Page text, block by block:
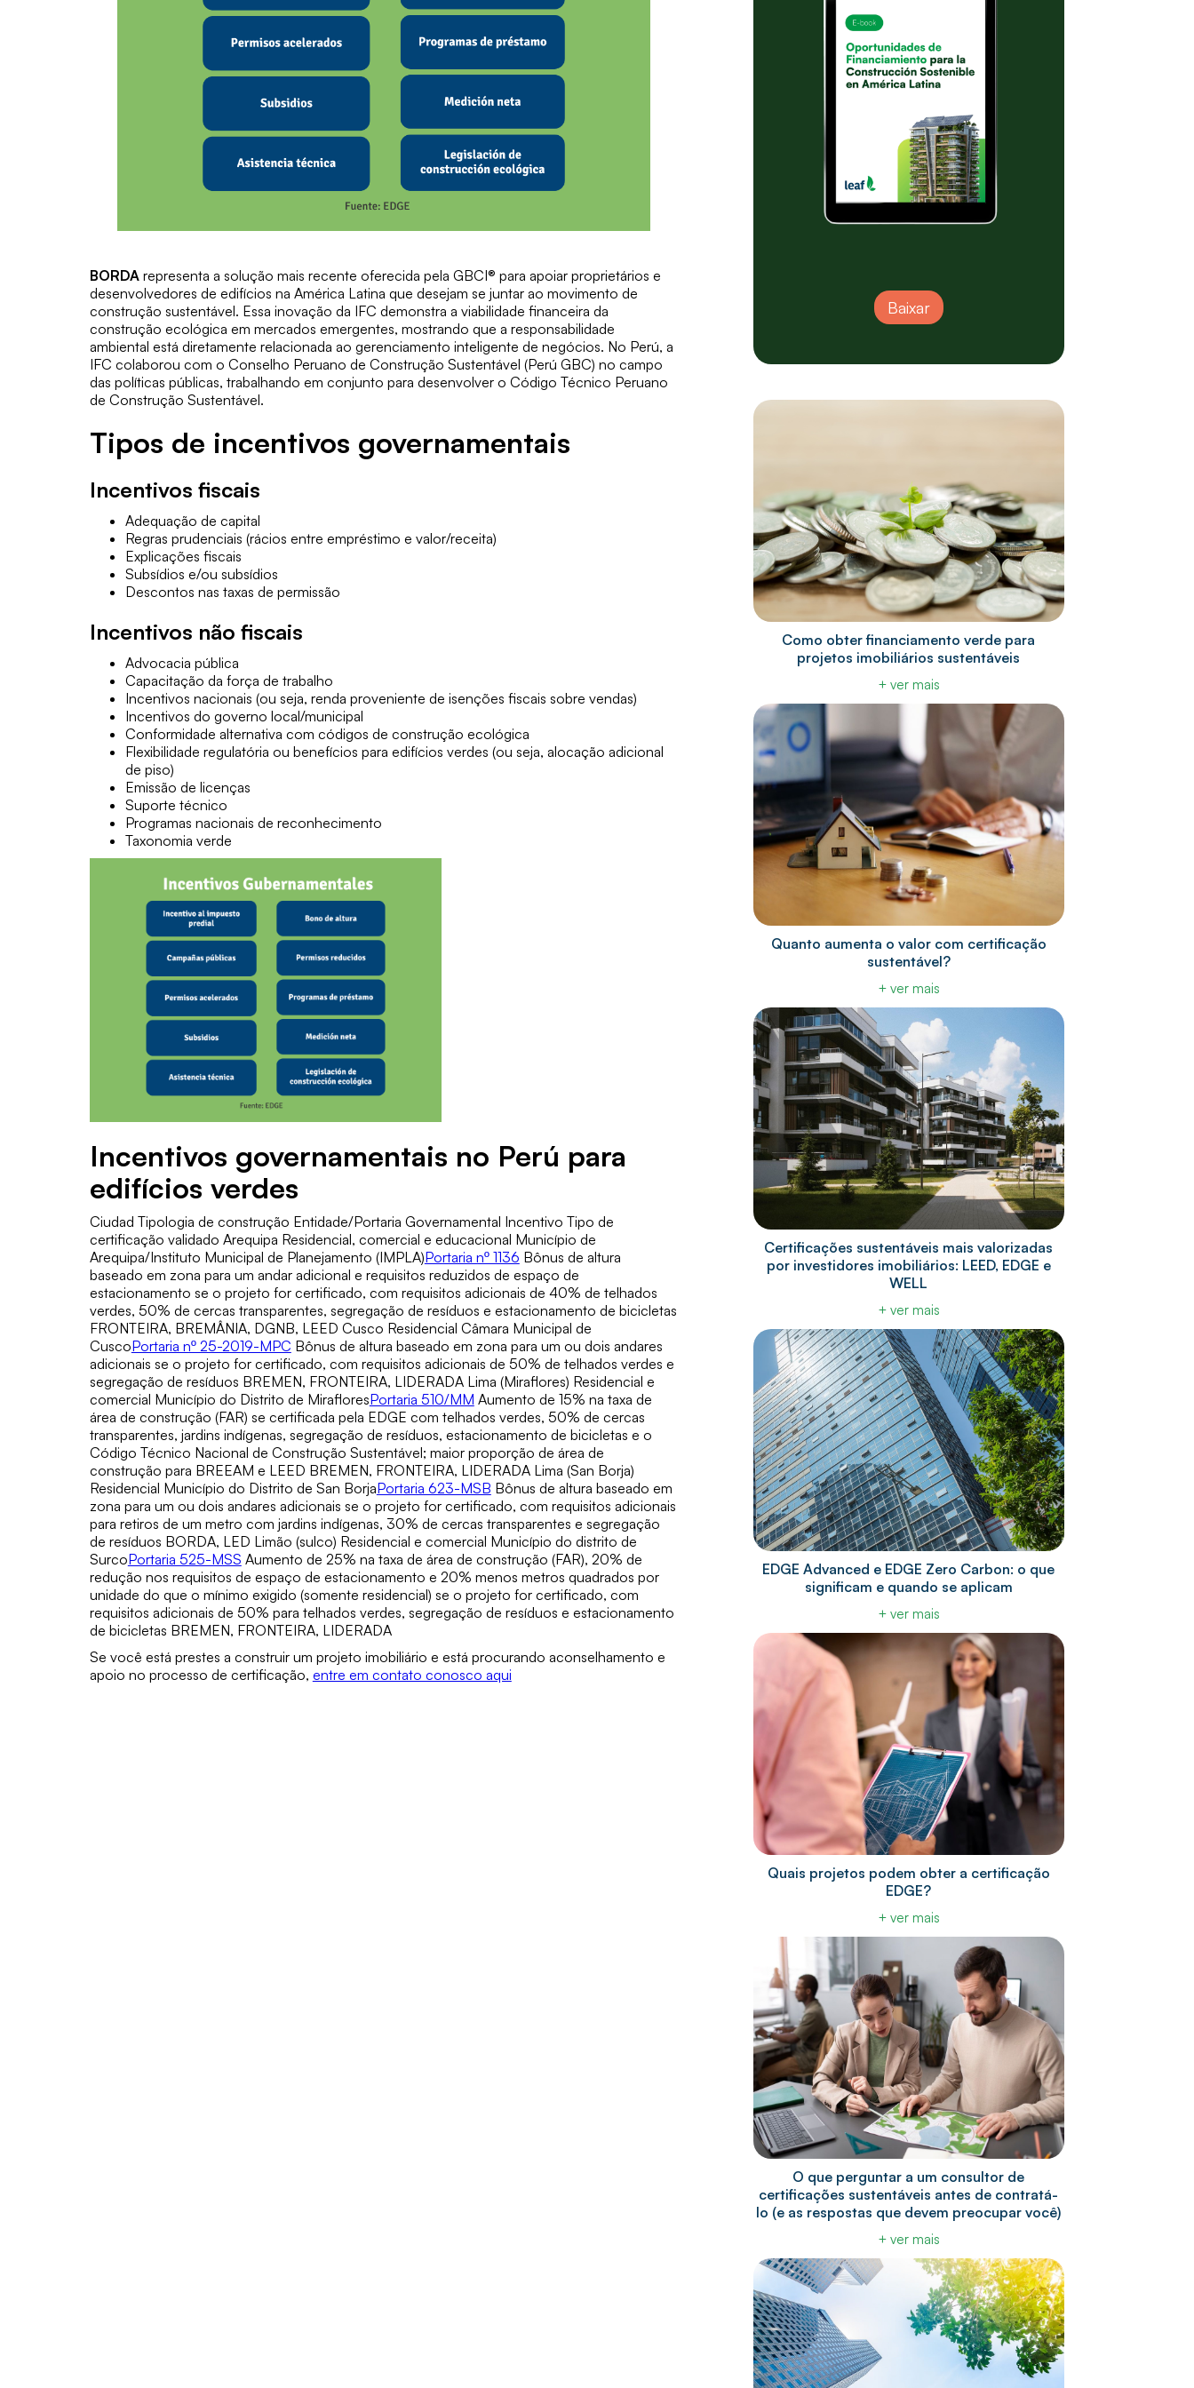
BORDArepresenta a solução mais recente oferecida pela GBCI® para apoiar proprietários e
desenvolvedores de edifícios na América Latina que desejam se juntar ao movimento de
construção sustentável. Essa inovação da IFC demonstra a viabilidade financeira da
construção ecológica em mercados emergentes, mostrando que a responsabilidade
ambiental está diretamente relacionada ao gerenciamento inteligente de negócios. No Perú, a
IFC colaborou com o Conselho Peruano de Construção Sustentável (Perú GBC) no campo
das políticas públicas, trabalhando em conjunto para desenvolver o Código Técnico Peruano
de Construção Sustentável.
Tipos de incentivos governamentais
Incentivos fiscais
Adequação de capital
Regras prudenciais (rácios entre empréstimo e valor/receita)
Explicações fiscais
Subsídios e/ou subsídios
Descontos nas taxas de permissão
Incentivos não fiscais
Advocacia pública
Capacitação da força de trabalho
Incentivos nacionais (ou seja, renda proveniente de isenções fiscais sobre vendas)
Incentivos do governo local/municipal
Conformidade alternativa com códigos de construção ecológica
Flexibilidade regulatória ou benefícios para edifícios verdes (ou seja, alocação adicional
de piso)
Emissão de licenças
Suporte técnico
Programas nacionais de reconhecimento
Taxonomia verde
Incentivos governamentais no Perú para
edifícios verdes
Ciudad Tipologia de construção Entidade/Portaria Governamental Incentivo Tipo de
certificação validado Arequipa Residencial, comercial e educacional Município de
Arequipa/Instituto Municipal de Planejamento (IMPLA)Portaria nº 1136 Bônus de altura
baseado em zona para um andar adicional e requisitos reduzidos de espaço de
estacionamento se o projeto for certificado, com requisitos adicionais de 40% de telhados
verdes, 50% de cercas transparentes, segregação de resíduos e estacionamento de bicicletas
FRONTEIRA, BREMÂNIA, DGNB, LEED Cusco Residencial Câmara Municipal de
CuscoPortaria nº 25-2019-MPC Bônus de altura baseado em zona para um ou dois andares
adicionais se o projeto for certificado, com requisitos adicionais de 50% de telhados verdes e
segregação de resíduos BREMEN, FRONTEIRA, LIDERADA Lima (Miraflores) Residencial e
comercial Município do Distrito de MirafloresPortaria 510/MM Aumento de 15% na taxa de
área de construção (FAR) se certificada pela EDGE com telhados verdes, 50% de cercas
transparentes, jardins indígenas, segregação de resíduos, estacionamento de bicicletas e o
Código Técnico Nacional de Construção Sustentável; maior proporção de área de
construção para BREEAM e LEED BREMEN, FRONTEIRA, LIDERADA Lima (San Borja)
Residencial Município do Distrito de San BorjaPortaria 623-MSB Bônus de altura baseado em
zona para um ou dois andares adicionais se o projeto for certificado, com requisitos adicionais
para retiros de um metro com jardins indígenas, 30% de cercas transparentes e segregação
de resíduos BORDA, LED Limão (sulco) Residencial e comercial Município do distrito de
SurcoPortaria 525-MSS Aumento de 25% na taxa de área de construção (FAR), 20% de
redução nos requisitos de espaço de estacionamento e 20% menos metros quadrados por
unidade do que o mínimo exigido (somente residencial) se o projeto for certificado, com
requisitos adicionais de 50% para telhados verdes, segregação de resíduos e estacionamento
de bicicletas BREMEN, FRONTEIRA, LIDERADA
Se você está prestes a construir um projeto imobiliário e está procurando aconselhamento e
apoio no processo de certificação, entre em contato conosco aqui
Baixar
Como obter financiamento verde para
projetos imobiliários sustentáveis
+ ver mais
Quanto aumenta o valor com certificação
sustentável?
+ ver mais
Certificações sustentáveis mais valorizadas
por investidores imobiliários: LEED, EDGE e
WELL
+ ver mais
EDGE Advanced e EDGE Zero Carbon: o que
significam e quando se aplicam
+ ver mais
Quais projetos podem obter a certificação
EDGE?
+ ver mais
O que perguntar a um consultor de
certificações sustentáveis antes de contratá-
lo (e as respostas que devem preocupar você)
+ ver mais